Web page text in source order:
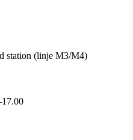
station (linje M3/M4)